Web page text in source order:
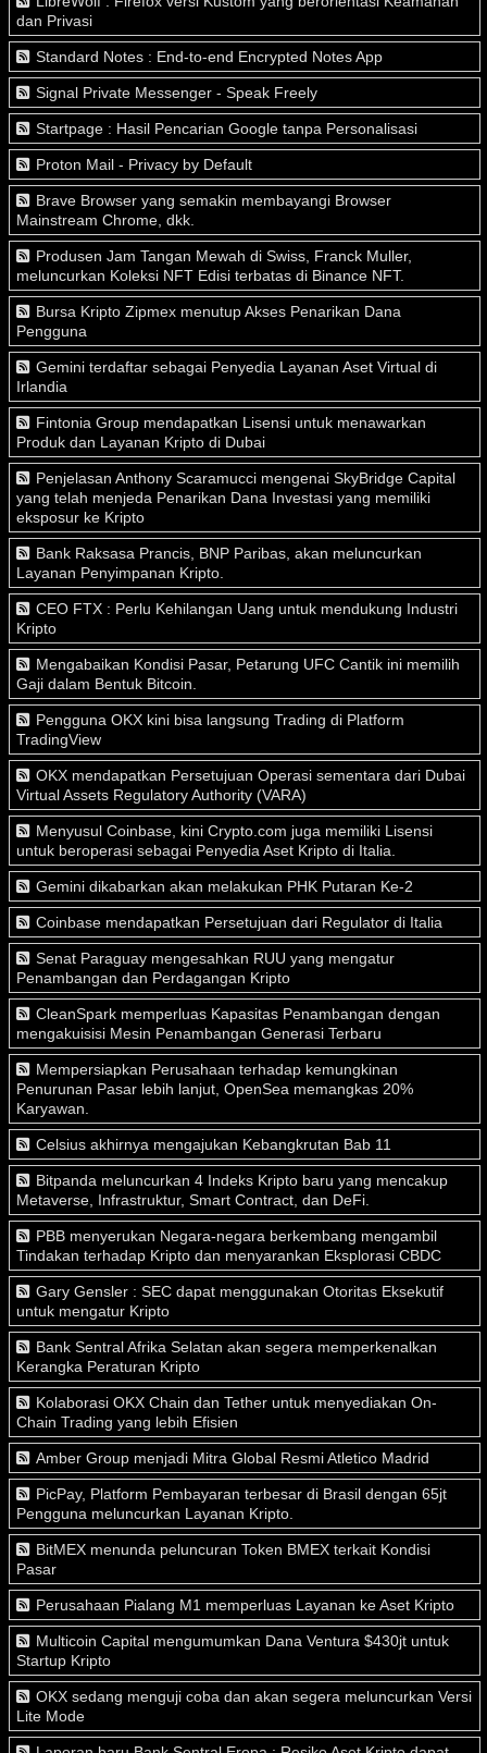
dan Privasi
Standard Notes : End-to-end Encrypted Notes App
Signal Private Messenger - Speak Freely
Startpage : Hasil Pencarian Google tanpa Personalisasi
Proton Mail - Privacy by Default
Brave Browser yang semakin membayangi Browser
Mainstream Chrome, dkk.
Produsen Jam Tangan Mewah di Swiss, Franck Muller,
meluncurkan Koleksi NFT Edisi terbatas di Binance NFT.
Bursa Kripto Zipmex menutup Akses Penarikan Dana
Pengguna
Gemini terdaftar sebagai Penyedia Layanan Aset Virtual di
Irlandia
Fintonia Group mendapatkan Lisensi untuk menawarkan
Produk dan Layanan Kripto di Dubai
Penjelasan Anthony Scaramucci mengenai SkyBridge Capital
yang telah menjeda Penarikan Dana Investasi yang memiliki
eksposur ke Kripto
Bank Raksasa Prancis, BNP Paribas, akan meluncurkan
Layanan Penyimpanan Kripto.
CEO FTX : Perlu Kehilangan Uang untuk mendukung Industri
Kripto
Mengabaikan Kondisi Pasar, Petarung UFC Cantik ini memilih
Gaji dalam Bentuk Bitcoin.
Pengguna OKX kini bisa langsung Trading di Platform
TradingView
OKX mendapatkan Persetujuan Operasi sementara dari Dubai
Virtual Assets Regulatory Authority (VARA)
Menyusul Coinbase, kini Crypto.com juga memiliki Lisensi
untuk beroperasi sebagai Penyedia Aset Kripto di Italia.
Gemini dikabarkan akan melakukan PHK Putaran Ke-2
Coinbase mendapatkan Persetujuan dari Regulator di Italia
Senat Paraguay mengesahkan RUU yang mengatur
Penambangan dan Perdagangan Kripto
CleanSpark memperluas Kapasitas Penambangan dengan
mengakuisisi Mesin Penambangan Generasi Terbaru
Mempersiapkan Perusahaan terhadap kemungkinan
Penurunan Pasar lebih lanjut, OpenSea memangkas 20%
Karyawan.
Celsius akhirnya mengajukan Kebangkrutan Bab 11
Bitpanda meluncurkan 4 Indeks Kripto baru yang mencakup
Metaverse, Infrastruktur, Smart Contract, dan DeFi.
PBB menyerukan Negara-negara berkembang mengambil
Tindakan terhadap Kripto dan menyarankan Eksplorasi CBDC
Gary Gensler : SEC dapat menggunakan Otoritas Eksekutif
untuk mengatur Kripto
Bank Sentral Afrika Selatan akan segera memperkenalkan
Kerangka Peraturan Kripto
Kolaborasi OKX Chain dan Tether untuk menyediakan On-
Chain Trading yang lebih Efisien
Amber Group menjadi Mitra Global Resmi Atletico Madrid
PicPay, Platform Pembayaran terbesar di Brasil dengan 65jt
Pengguna meluncurkan Layanan Kripto.
BitMEX menunda peluncuran Token BMEX terkait Kondisi
Pasar
Perusahaan Pialang M1 memperluas Layanan ke Aset Kripto
Multicoin Capital mengumumkan Dana Ventura $430jt untuk
Startup Kripto
OKX sedang menguji coba dan akan segera meluncurkan Versi
Lite Mode